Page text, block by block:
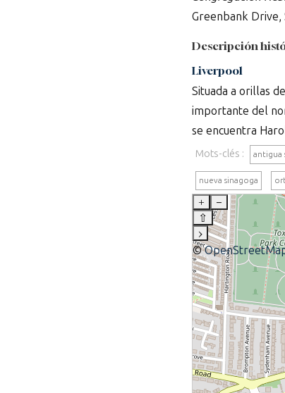
Greenbank
Descripción
Liverpool
Situada a orillas
importante del
se encuentra
Mots-clés : antigua
nueva sinagoga
+
–
⇧
›
©